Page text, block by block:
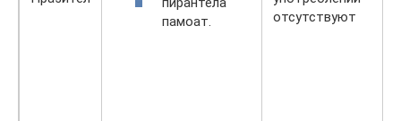
памоат.
отсутствуют